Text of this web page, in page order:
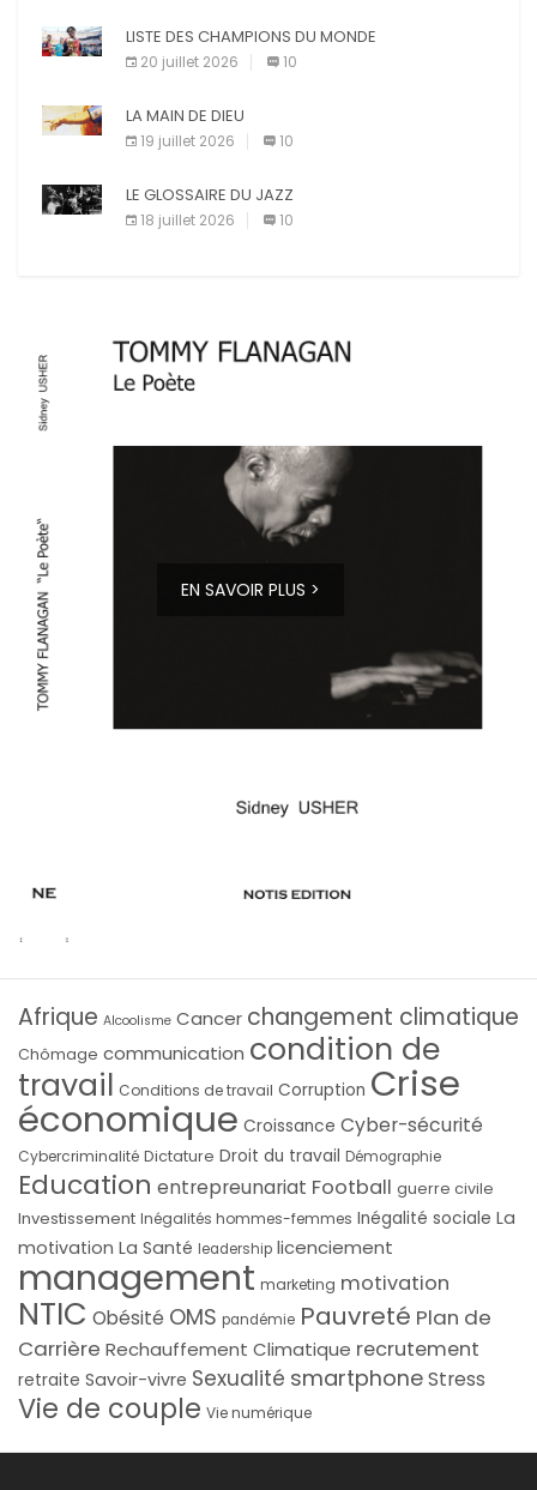
LISTE DES CHAMPIONS DU MONDE
20 juillet 2026 10
LA MAIN DE DIEU
19 juillet 2026 10
LE GLOSSAIRE DU JAZZ
18 juillet 2026 10
EN SAVOIR PLUS >
Afrique Alcoolisme Cancer changement climatique
Chômage communication condition de
travail Conditions de travail Corruption Crise
économique Croissance Cyber-sécurité
Cybercriminalité Dictature Droit du travail Démographie
Education entrepreunariat Football guerre civile
Investissement Inégalités hommes-femmes Inégalité sociale La
motivation La Santé leadership licenciement
management marketing motivation
NTIC Obésité OMS pandémie Pauvreté Plan de
Carrière Rechauffement Climatique recrutement
retraite Savoir-vivre Sexualité smartphoneStress
Vie de couple Vie numérique